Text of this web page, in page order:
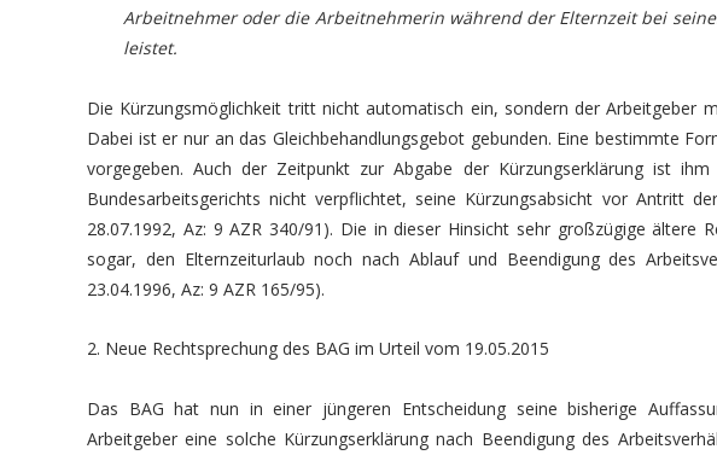
Arbeitnehmer oder die Arbeitnehmerin während der Elternzeit bei
leistet.
Die Kürzungsmöglichkeit tritt nicht automatisch ein, sondern der Arbeitgeber
Dabei ist er nur an das Gleichbehandlungsgebot gebunden. Eine bestimmte
vorgegeben. Auch der Zeitpunkt zur Abgabe der Kürzungserklärung ist
Bundesarbeitsgerichts nicht verpflichtet, seine Kürzungsabsicht vor Antritt
28.07.1992, Az: 9 AZR 340/91). Die in dieser Hinsicht sehr großzügige ältere
sogar, den Elternzeiturlaub noch nach Ablauf und Beendigung des
23.04.1996, Az: 9 AZR 165/95).
2. Neue Rechtsprechung des BAG im Urteil vom 19.05.2015
Das BAG hat nun in einer jüngeren Entscheidung seine bisherige
Arbeitgeber eine solche Kürzungserklärung nach Beendigung des